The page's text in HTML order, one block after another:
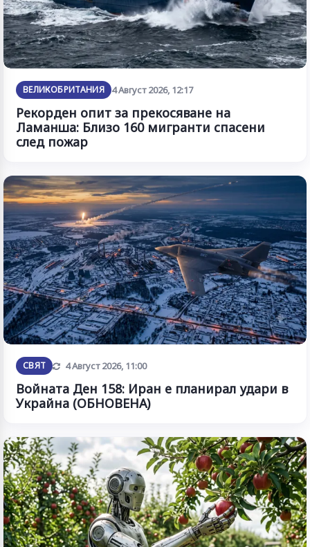
ВЕЛИКОБРИТАНИЯ 4 Август 2026, 12:17
Рекорден опит за прекосяване на
Ламанша: Близо 160 мигранти спасени
след пожар
СВЯТ Обновена
4 Август 2026, 11:00
Войната Ден 158: Иран е планирал удари в
Украйна (ОБНОВЕНА)